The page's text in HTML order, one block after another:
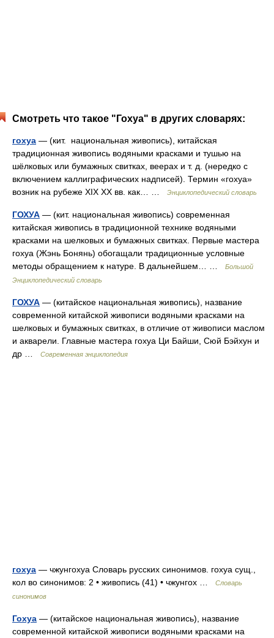
Смотреть что такое "Гохуа" в других словарях:
гохуа — (кит. национальная живопись), китайская
традиционная живопись водяными красками и тушью на
шёлковых или бумажных свитках, веерах и т. д. (нередко с
включением каллиграфических надписей). Термин «гохуа»
возник на рубеже XIX XX вв. как… …
Энциклопедический словарь
ГОХУА — (кит. национальная живопись) современная
китайская живопись в традиционной технике водяными
красками на шелковых и бумажных свитках. Первые мастера
гохуа (Жэнь Бонянь) обогащали традиционные условные
методы обращением к натуре. В дальнейшем… …
Большой
Энциклопедический словарь
ГОХУА — (китайское национальная живопись), название
современной китайской живописи водяными красками на
шелковых и бумажных свитках, в отличие от живописи маслом
и акварели. Главные мастера гохуа Ци Байши, Сюй Бэйхун и
др …
Современная энциклопедия
гохуа — чжунгохуа Словарь русских синонимов. гохуа сущ.,
кол во синонимов: 2 • живопись (41) • чжунгох …
Словарь
синонимов
Гохуа — (китайское национальная живопись), название
современной китайской живописи водяными красками на